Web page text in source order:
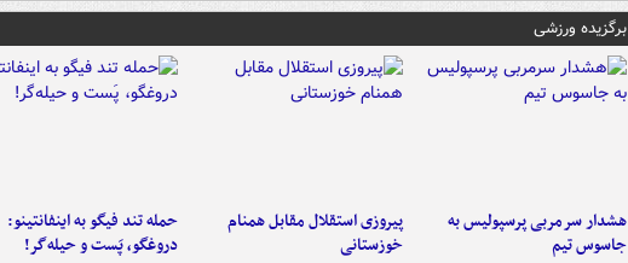
برگزیده ورزشی
هشدار سرمربی پرسپولیس به
جاسوس تیم
پیروزی استقلال مقابل همنام
خوزستانی
حمله تند فیگو به اینفانتینو:
دروغگو، پَست‌ و حیله‌گر!